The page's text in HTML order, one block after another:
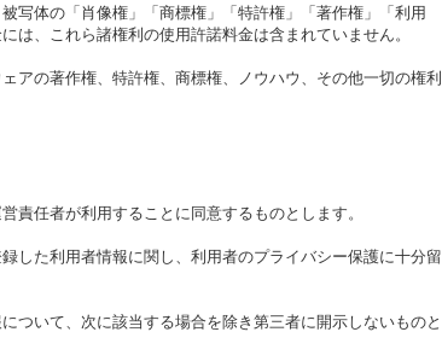
写体の「肖像権」「商標権」「特許権」「著作権」「利用
は、これら諸権利の使用許諾料金は含まれていません。
アの著作権、特許権、商標権、ノウハウ、その他一切の権利
責任者が利用することに同意するものとします。
した利用者情報に関し、利用者のプライバシー保護に十分留
ついて、次に該当する場合を除き第三者に開示しないものと